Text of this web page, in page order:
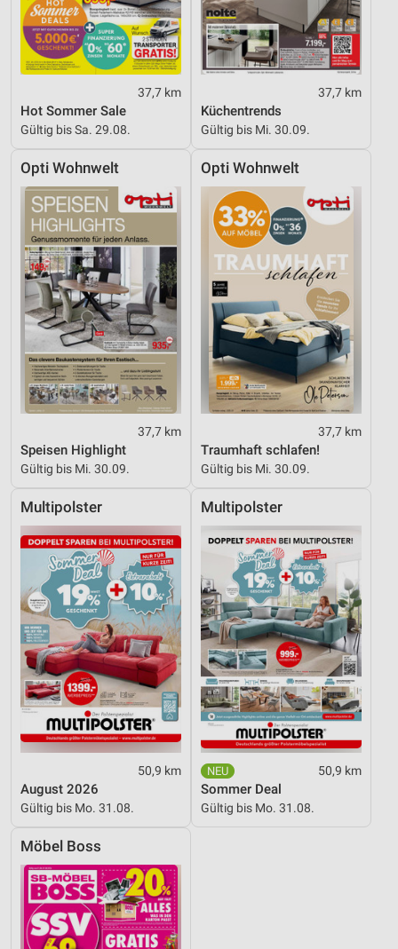
37,7 km
Hot Sommer Sale
Gültig bis Sa. 29.08.
37,7 km
Küchentrends
Gültig bis Mi. 30.09.
Opti Wohnwelt
37,7 km
Speisen Highlight
Gültig bis Mi. 30.09.
Opti Wohnwelt
37,7 km
Traumhaft schlafen!
Gültig bis Mi. 30.09.
Multipolster
50,9 km
August 2026
Gültig bis Mo. 31.08.
Multipolster
50,9 km
Sommer Deal
Gültig bis Mo. 31.08.
Möbel Boss